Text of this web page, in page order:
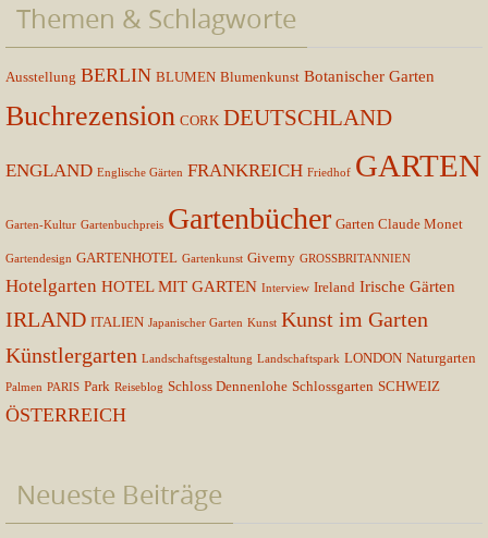
Themen & Schlagworte
Ausstellung BERLIN BLUMEN Blumenkunst Botanischer Garten
Buchrezension CORK DEUTSCHLAND
ENGLAND Englische Gärten FRANKREICH Friedhof GARTEN
Garten-Kultur Gartenbuchpreis Gartenbücher Garten Claude Monet
Gartendesign GARTENHOTEL Gartenkunst Giverny GROSSBRITANNIEN
Hotelgarten HOTEL MIT GARTEN Interview Ireland Irische Gärten
IRLAND ITALIEN Japanischer Garten Kunst Kunst im Garten
Künstlergarten Landschaftsgestaltung Landschaftspark LONDON Naturgarten
Palmen PARIS Park Reiseblog Schloss Dennenlohe Schlossgarten SCHWEIZ
ÖSTERREICH
Neueste Beiträge